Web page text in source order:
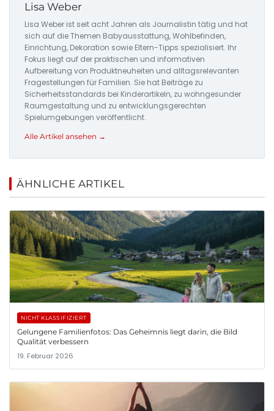
Lisa Weber
Lisa Weber ist seit acht Jahren als Journalistin tätig und hat
sich auf die Themen Babyausstattung, Wohlbefinden,
Einrichtung, Dekoration sowie Eltern-Tipps spezialisiert. Ihr
Fokus liegt auf der praktischen und informativen
Aufbereitung von Produktneuheiten und alltagsrelevanten
Fragestellungen für Familien. Sie hat Beiträge zu
Sicherheitsstandards bei Kinderartikeln, zu wohngesunder
Raumgestaltung und zu entwicklungsgerechten
Spielumgebungen veröffentlicht.
Alle Artikel ansehen →
ÄHNLICHE ARTIKEL
NICHT KLASSIFIZIERT
Gelungene Familienfotos: Das Geheimnis liegt darin, die Bild
Qualität verbessern
19. Februar 2026